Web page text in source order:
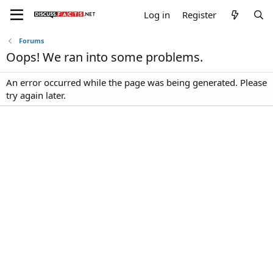
Log in Register
Forums
Oops! We ran into some problems.
An error occurred while the page was being generated. Please
try again later.